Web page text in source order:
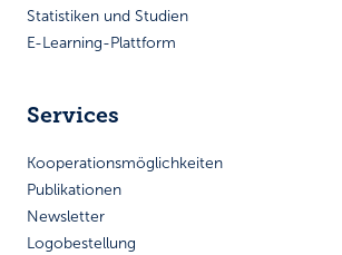
Statistiken und Studien
E-Learning-Plattform
Services
Kooperationsmöglichkeiten
Publikationen
Newsletter
Logobestellung